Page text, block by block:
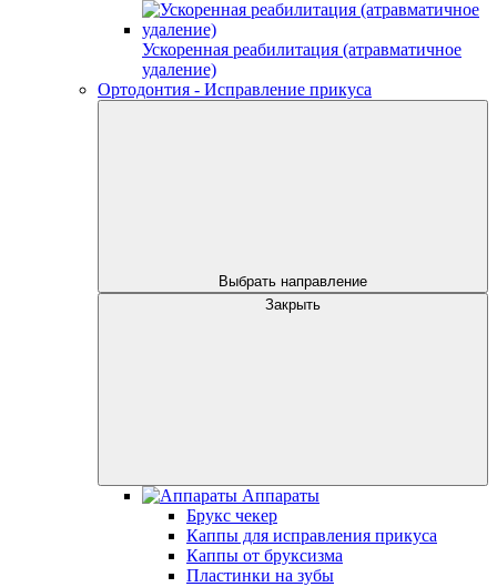
Ускоренная реабилитация (атравматичное
удаление)
Ортодонтия - Исправление прикуса
Выбрать направление
Закрыть
Аппараты
Брукс чекер
Каппы для исправления прикуса
Каппы от бруксизма
Пластинки на зубы